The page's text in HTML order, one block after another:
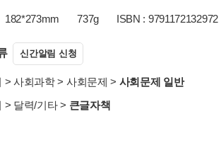
182*273mm 737g ISBN : 9791172132972
신간알림 신청
> 사회과학> 사회문제 > 사회문제 일반
> 달력/기타> 큰글자책